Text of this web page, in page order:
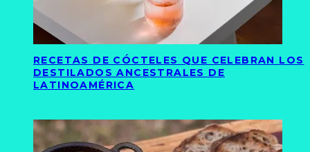
RECETAS DE CÓCTELES QUE CELEBRAN LOS
DESTILADOS ANCESTRALES DE
LATINOAMÉRICA